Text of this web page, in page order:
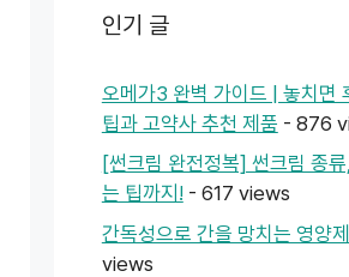
인기 글
오메가3 완벽 가이드 | 놓치면
팁과 고약사 추천 제품 - 876
[썬크림 완전정복] 썬크림 종
는 팁까지!- 617 views
간독성으로 간을 망치는 영양
views